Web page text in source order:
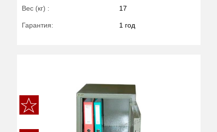
Вес (кг) : 17
Гарантия: 1 год